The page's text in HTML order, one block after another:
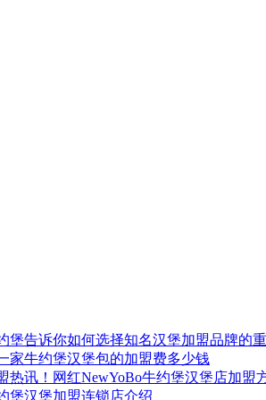
堡告诉你如何选择知名汉堡加盟品牌的重
家牛约堡汉堡包的加盟费多少钱
热讯！网红NewYoBo牛约堡汉堡店加盟
堡汉堡加盟连锁店介绍